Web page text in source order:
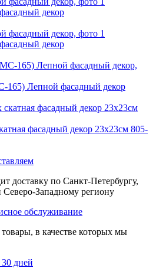
декор
декор
Лепной фасадный декор
фасадный декор 23х23см 805-
доставку по Санкт-Петербургу,
Северо-Западному региону
обслуживание
в качестве которых мы
30 дней